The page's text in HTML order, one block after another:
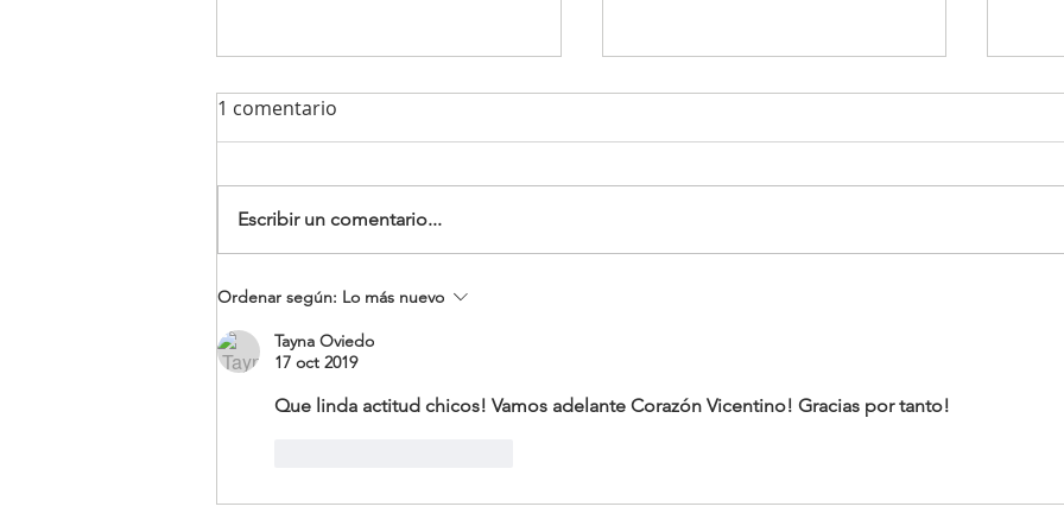
Jornada vocacional en el
Paul
Mons. Lucio Ruiz
1 comentario
Escribir un comentario...
Ordenar según: Lo más nuevo
Tayna Oviedo
17 oct 2019
Que linda actitud chicos! Vamos adelante Corazón Vicentino! Gracias por tanto!